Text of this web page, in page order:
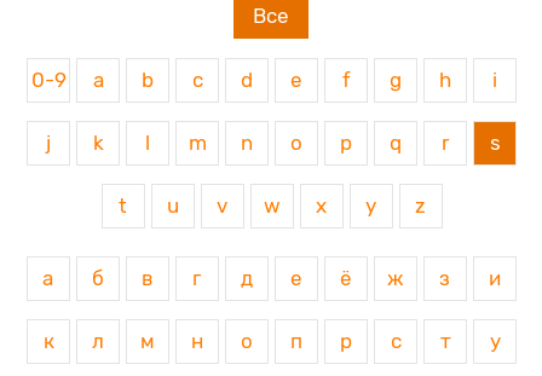
Все
0-9 a b c d e f g h i
j k m n o p q r s
t u v w x y z
а б в г д е ё ж з и
к л м н о п р с т у